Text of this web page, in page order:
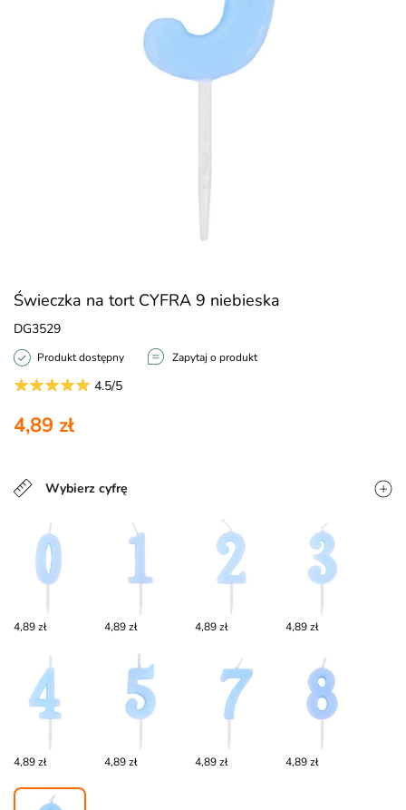
Świeczka na tort CYFRA 9 niebieska
DG3529
Produkt dostępny Zapytaj o produkt
4.5/5
4,89 zł
Wybierz cyfrę
4,89 zł 4,89 zł 4,89 zł 4,89 zł
4,89 zł 4,89 zł 4,89 zł 4,89 zł